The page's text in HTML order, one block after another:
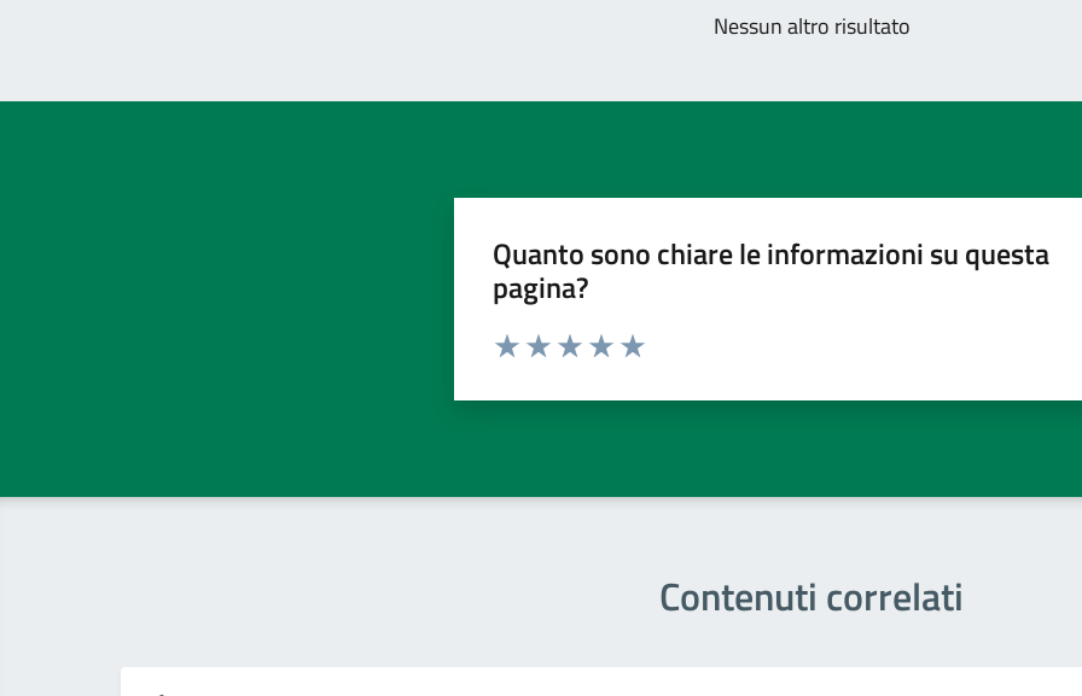
Nessun altro risultato
Quanto sono chiare le informazioni su questa
pagina?
Contenuti correlati